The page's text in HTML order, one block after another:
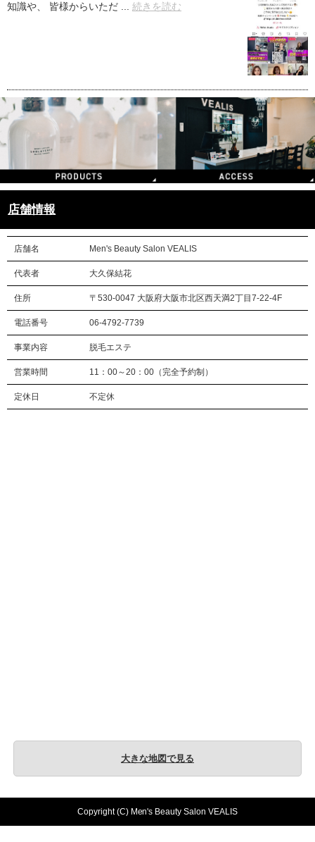
知識や、 皆様からいただ ... 続きを読む
店舗情報
店舗名 Men's Beauty Salon VEALIS
代表者 大久保結花
住所 〒530-0047 大阪府大阪市北区西天満2丁目7-22-4F
電話番号 06-4792-7739
事業内容 脱毛エステ
営業時間 11：00～20：00（完全予約制）
定休日 不定休
大きな地図で見る
Copyright (C) Men's Beauty Salon VEALIS